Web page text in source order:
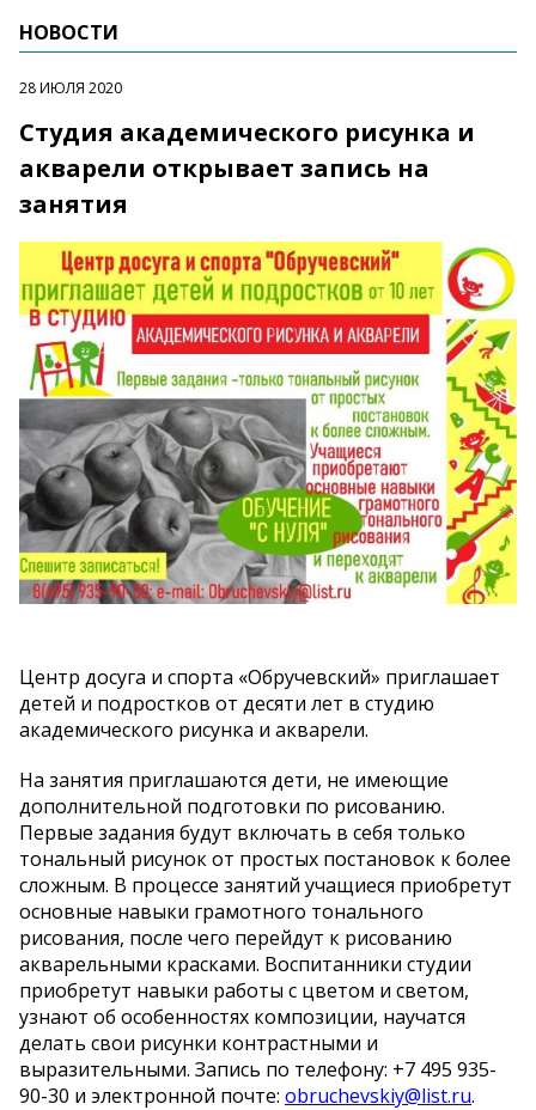
НОВОСТИ
28 ИЮЛЯ 2020
Студия академического рисунка и
акварели открывает запись на
занятия
Центр досуга и спорта «Обручевский» приглашает
детей и подростков от десяти лет в студию
академического рисунка и акварели.
На занятия приглашаются дети, не имеющие
дополнительной подготовки по рисованию.
Первые задания будут включать в себя только
тональный рисунок от простых постановок к более
сложным. В процессе занятий учащиеся приобретут
основные навыки грамотного тонального
рисования, после чего перейдут к рисованию
акварельными красками. Воспитанники студии
приобретут навыки работы с цветом и светом,
узнают об особенностях композиции, научатся
делать свои рисунки контрастными и
выразительными. Запись по телефону: +7 495 935-
90-30 и электронной почте: obruchevskiy@list.ru.